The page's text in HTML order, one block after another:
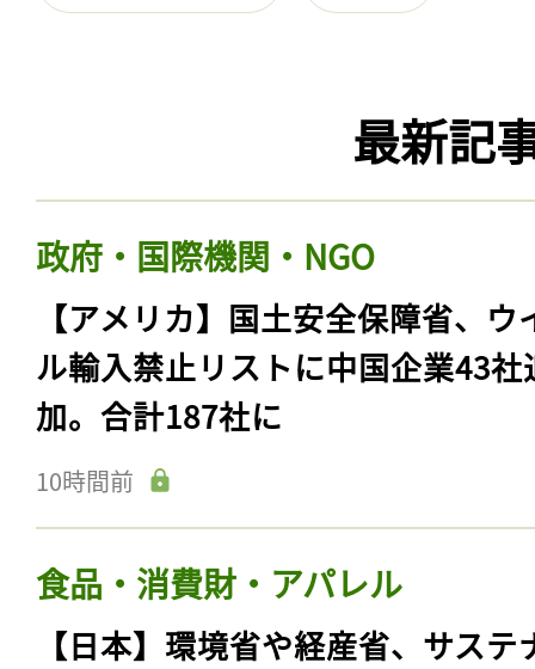
最新記
政府・国際機関・NGO
【アメリカ】国土安全保障省、ウ
ル輸入禁止リストに中国企業43社
加。合計187社に
10時間前
食品・消費財・アパレル
【日本】環境省や経産省、サステ